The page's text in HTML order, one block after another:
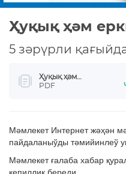
Ҳуқық ҳәм
5 зәрүрли
Ҳуқық ҳәм
еркинликлер
PDF
Мәмлекет Интернет жәҳән
пайдаланыўды тәмийинлеў
Мәмлекет ғалаба хабар